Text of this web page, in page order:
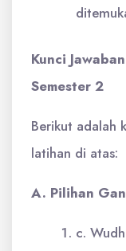
Kunci
Semester 2
Berikut adalah
latihan di atas:
A. Pilihan
c.